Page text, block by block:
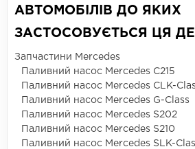
АВТОМОБІЛІВ ДО ЯКИХ
ЗАСТОСОВУЄТЬСЯ ЦЯ
Запчастини Mercedes
Паливний насос Mercedes C215
Паливний насос Mercedes CLK-
Паливний насос Mercedes G-Class
Паливний насос Mercedes S202
Паливний насос Mercedes S210
Паливний насос Mercedes SLK-